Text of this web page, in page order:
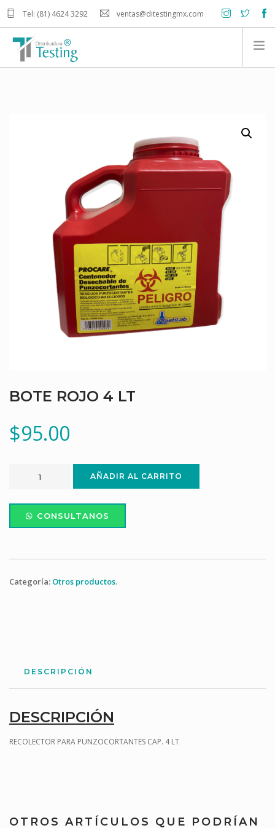
Tel: (81) 4624 3292 ventas@ditestingmx.com
CARRITO DE COMPRA
BOTE ROJO 4 LT
$95.00
AÑADIR AL CARRITO
CONSULTANOS
Categoría: Otros productos.
DESCRIPCIÓN
DESCRIPCIÓN
RECOLECTOR PARA PUNZOCORTANTES CAP. 4 LT
OTROS ARTÍCULOS QUE PODRÍAN